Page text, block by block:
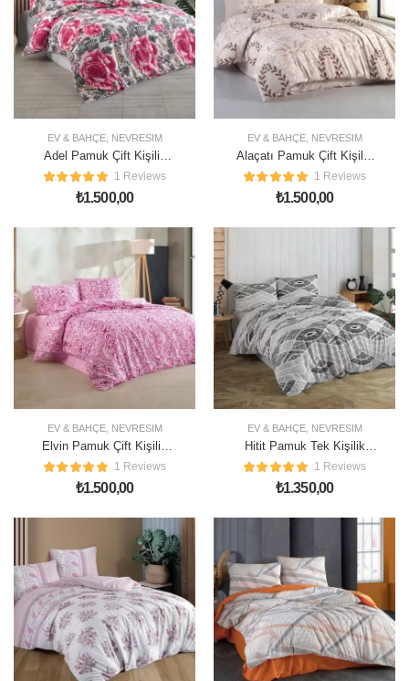
EV & BAHÇE, NEVRESIM
Adel Pamuk Çift Kişilik
Nevresim Takımı
1 Reviews
₺1.500,00
EV & BAHÇE, NEVRESIM
Alaçatı Pamuk Çift Kişilik
Nevresim Takımı
1 Reviews
₺1.500,00
EV & BAHÇE, NEVRESIM
Elvin Pamuk Çift Kişilik
Nevresim Takımı
1 Reviews
₺1.500,00
EV & BAHÇE, NEVRESIM
Hitit Pamuk Tek Kişilik
Nevresim Takımı
1 Reviews
₺1.350,00